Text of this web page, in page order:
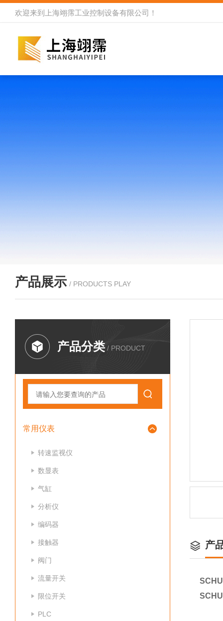
欢迎来到 上海翊霈工业控制设备有限公司 ！
产品展示 / PRODUCTS PLAY
产品分类 / PRODUCT
常用仪表
转速监视仪
数显表
气缸
分析仪
编码器
接触器
阀门
流量开关
限位开关
PLC
产